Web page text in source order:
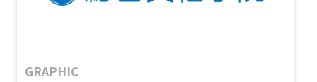
GRAPHIC